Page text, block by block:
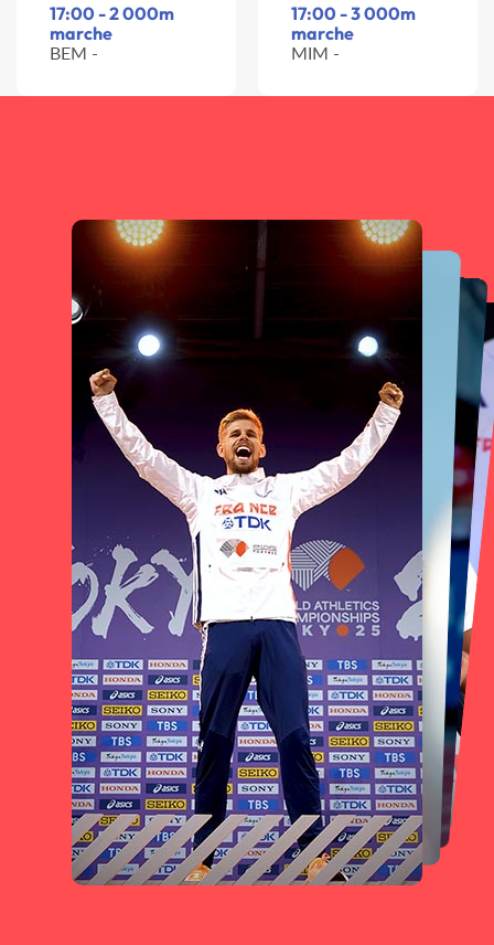
17:00 - 2 000m
marche
BEM -
17:00 - 3 000m
marche
MIM -